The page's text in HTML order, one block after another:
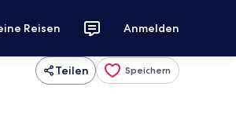
Reisen Anmelden
Teilen Speichern